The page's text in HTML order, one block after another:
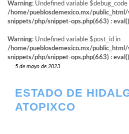
Warning: Undefined variable $debug_code
/home/pueblosdemexico.mx/
snippets/php/snippet-ops.php(663) :
Warning: Undefined variable $post_id in
/home/pueblosdemexico.mx/
snippets/php/snippet-ops.php(663) :
5 de mayo de 2023
ESTADO DE
ATOPIXCO